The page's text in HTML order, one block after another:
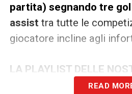
partita) segnando tre
assisttra tutte le
giocatore incline agli
LA PLAYLIST DELLE
READ